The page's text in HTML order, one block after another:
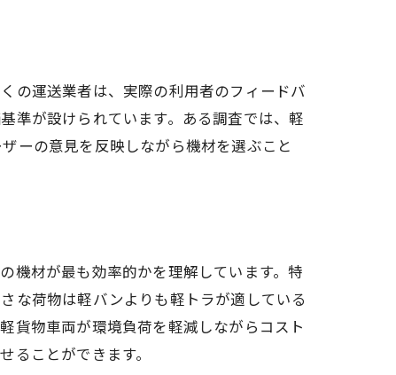
の運送業者は、実際の利用者のフィードバ
準が設けられています。ある調査では、軽
ーの意見を反映しながら機材を選ぶこと
機材が最も効率的かを理解しています。特
な荷物は軽バンよりも軽トラが適している
貨物車両が環境負荷を軽減しながらコスト
ことができます。